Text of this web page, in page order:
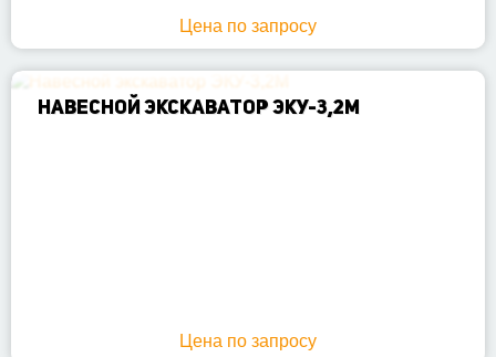
Цена по запросу
НАВЕСНОЙ ЭКСКАВАТОР ЭКУ-3,2М
Цена по запросу